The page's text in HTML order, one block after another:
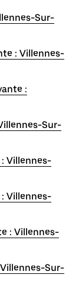
Sur-
: Villennes-
:
Sur-
Villennes-
Villennes-
: Villennes-
Sur-